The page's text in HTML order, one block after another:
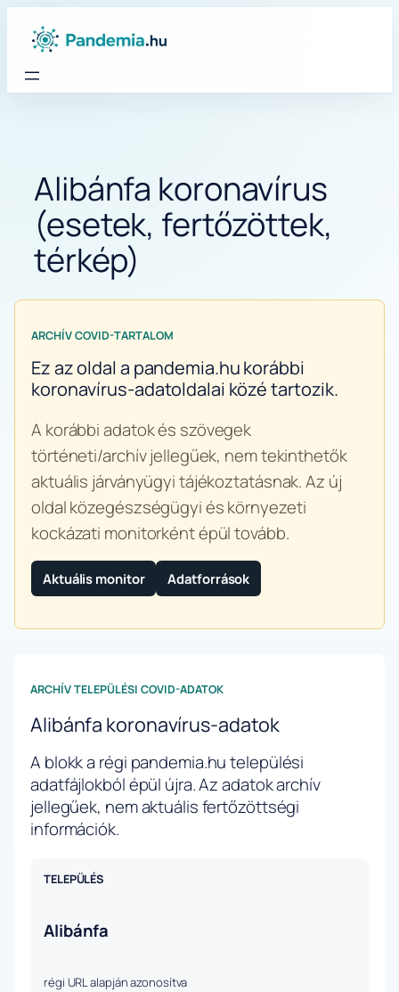
Alibánfa koronavírus
(esetek, fertőzöttek,
térkép)
ARCHÍV COVID-TARTALOM
Ez az oldal a pandemia.hu korábbi
koronavírus-adatoldalai közé tartozik.
A korábbi adatok és szövegek
történeti/archív jellegűek, nem tekinthetők
aktuális járványügyi tájékoztatásnak. Az új
oldal közegészségügyi és környezeti
kockázati monitorként épül tovább.
Aktuális monitor Adatforrások
ARCHÍV TELEPÜLÉSI COVID-ADATOK
Alibánfa koronavírus-adatok
A blokk a régi pandemia.hu települési
adatfájlokból épül újra. Az adatok archív
jellegűek, nem aktuális fertőzöttségi
információk.
TELEPÜLÉS
Alibánfa
régi URL alapján azonosítva